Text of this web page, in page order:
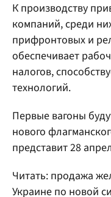
К производству
компаний, среди
прифронтовых и
обеспечивает
налогов,
технологий.
Первые вагоны
нового
представит 28
Читать: продажа
Украине по новой